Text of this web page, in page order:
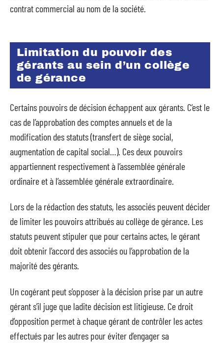
contrat commercial au nom de la société.
Limitation du pouvoir des
gérants au sein d’un collège
de gérance
Certains pouvoirs de décision échappent aux gérants. C’est le
cas de l’approbation des comptes annuels et de la
modification des statuts (transfert de siège social,
augmentation de capital social…). Ces deux pouvoirs
appartiennent respectivement à l’assemblée générale
ordinaire et à l’assemblée générale extraordinaire.
Lors de la rédaction des statuts, les associés peuvent décider
de limiter les pouvoirs attribués au collège de gérance. Les
statuts peuvent stipuler que pour certains actes, le gérant
doit obtenir l’accord des associés ou l’approbation de la
majorité des gérants.
Un cogérant peut s’opposer à la décision prise par un autre
gérant s’il juge que ladite décision est litigieuse. Ce droit
d’opposition permet à chaque gérant de contrôler les actes
effectués par les autres pour éviter d’engager sa